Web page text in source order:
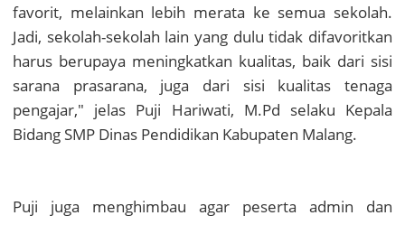
favorit, melainkan lebih merata ke semua sekolah.
Jadi, sekolah-sekolah lain yang dulu tidak difavoritkan
harus berupaya meningkatkan kualitas, baik dari sisi
sarana prasarana, juga dari sisi kualitas tenaga
pengajar," jelas Puji Hariwati, M.Pd selaku Kepala
Bidang SMP Dinas Pendidikan Kabupaten Malang.
Puji juga menghimbau agar peserta admin dan